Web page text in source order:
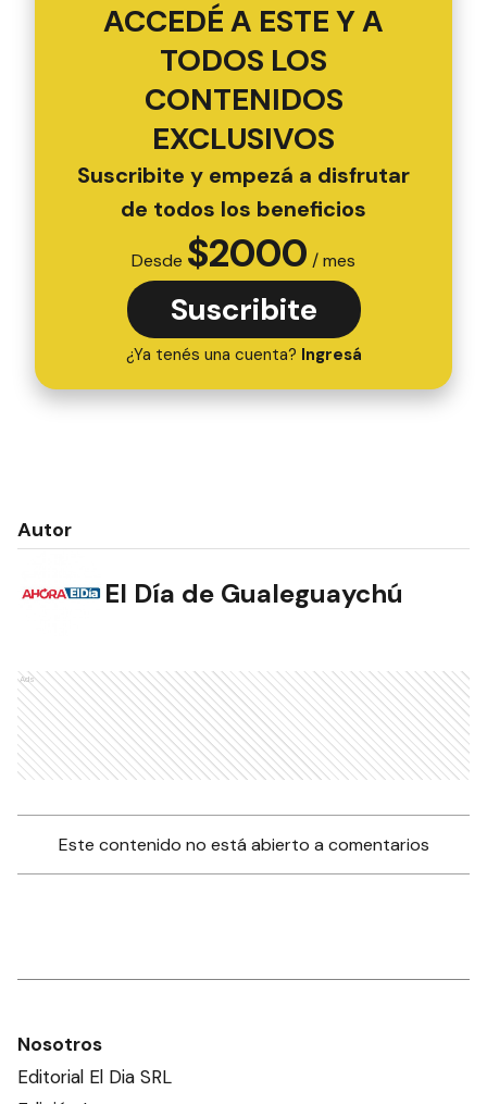
ACCEDÉ A ESTE Y A
TODOS LOS
CONTENIDOS
EXCLUSIVOS
Suscribite y empezá a disfrutar
de todos los beneficios
Desde $2000 / mes
Suscribite
¿Ya tenés una cuenta? Ingresá
Autor
El Día de Gualeguaychú
Ads
Este contenido no está abierto a comentarios
Nosotros
Editorial El Dia SRL